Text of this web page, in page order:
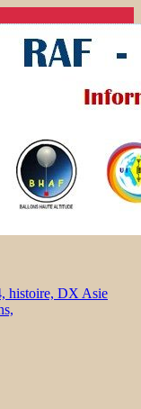
histoire, DX Asie